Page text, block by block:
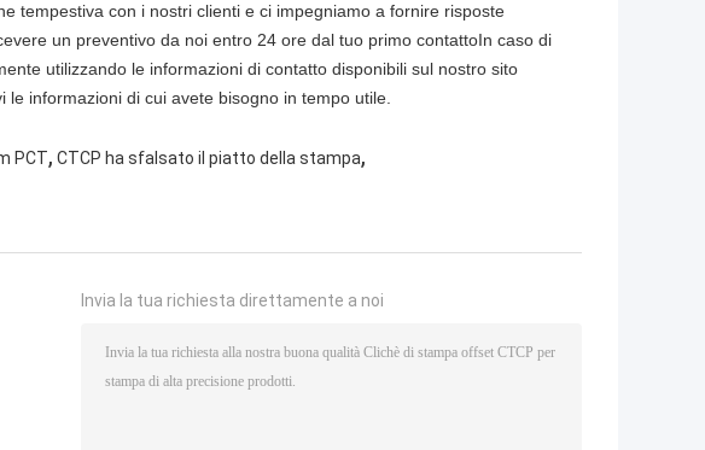
tempestiva con i nostri clienti e ci impegniamo a fornire risposte
un preventivo da noi entro 24 ore dal tuo primo contattoIn caso di
utilizzando le informazioni di contatto disponibili sul nostro sito
informazioni di cui avete bisogno in tempo utile.
PCT, CTCP ha sfalsato il piatto della stampa,
Invia la tua richiesta direttamente a noi